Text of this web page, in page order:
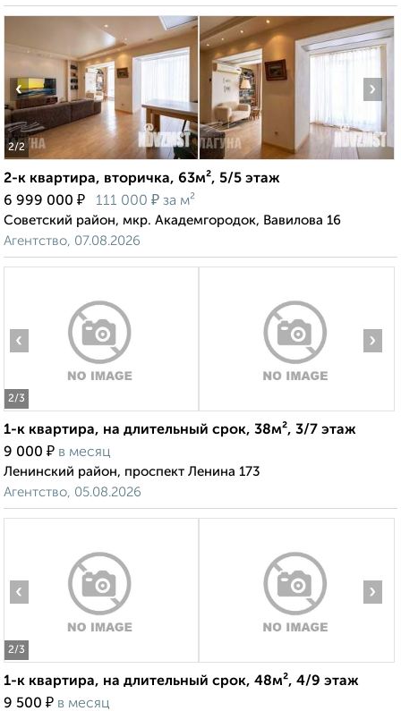
2/2
‹ ›
2-к квартира, вторичка, 63м², 5/5 этаж
6 999 000 ₽ 111 000 ₽ за м²
Советский район, мкр. Академгородок, Вавилова 16
Агентство, 07.08.2026
2/3
‹ ›
1-к квартира, на длительный срок, 38м², 3/7 этаж
9 000 ₽ в месяц
Ленинский район, проспект Ленина 173
Агентство, 05.08.2026
2/3
‹ ›
1-к квартира, на длительный срок, 48м², 4/9 этаж
9 500 ₽ в месяц